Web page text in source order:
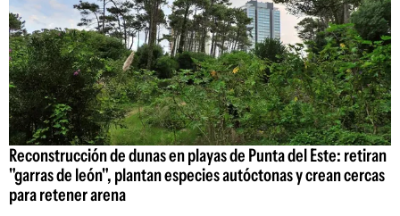
Reconstrucción de dunas en playas de Punta del Este: retiran
"garras de león", plantan especies autóctonas y crean cercas
para retener arena